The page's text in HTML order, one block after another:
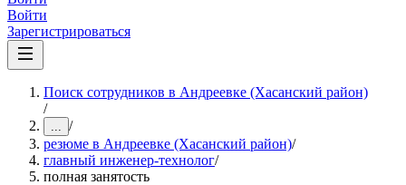
Войти
Зарегистрироваться
Поиск сотрудников в Андреевке (Хасанский район)
/
... /
резюме в Андреевке (Хасанский район)/
главный инженер-технолог/
полная занятость